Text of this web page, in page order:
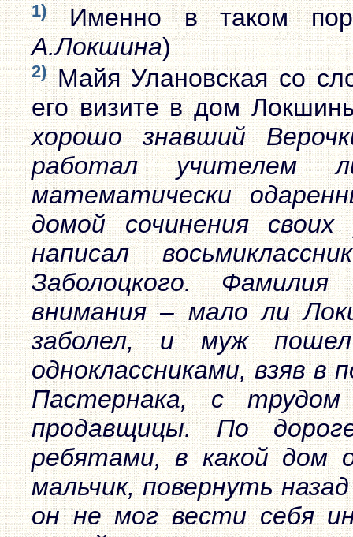
1)Именно в таком
А.Локшина)
2)Майя Улановская со
его визите в дом
хорошо знавший
работал учителем
математически
домой сочинения
написал
Заболоцкого.
внимания – мало ли
заболел, и муж
одноклассниками, взяв
Пастернака, с
продавщицы. По
ребятами, в какой дом
мальчик, повернуть
он не мог вести себя